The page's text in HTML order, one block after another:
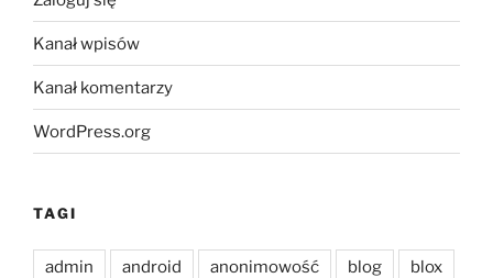
Kanał wpisów
Kanał komentarzy
WordPress.org
TAGI
admin android anonimowość blog blox